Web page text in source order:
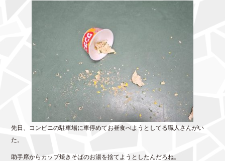
先日、コンビニの駐車場に車停めてお昼食べようとしてる職人さんがい
た。
助手席からカップ焼きそばのお湯を捨てようとしたんだろね。